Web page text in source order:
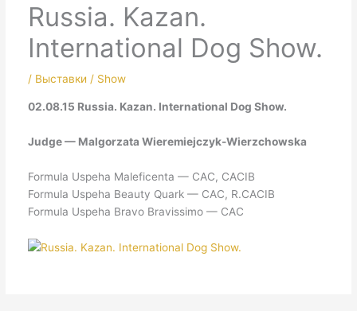
Russia. Kazan.
International Dog Show.
/ Выставки / Show
02.08.15 Russia. Kazan. International Dog Show.
Judge — Malgorzata Wieremiejczyk-Wierzchowska
Formula Uspeha Maleficenta — CAC, CACIB
Formula Uspeha Beauty Quark — CAC, R.CACIB
Formula Uspeha Bravo Bravissimo — CAC